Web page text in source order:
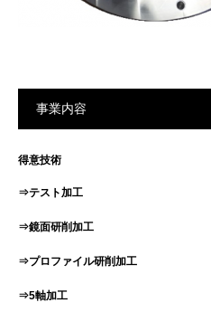
事業内容
得意技術
⇒テスト加工
⇒鏡面研削加工
⇒プロファイル研削加工
⇒5軸加工